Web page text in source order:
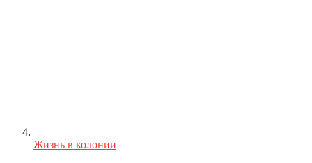
Жизнь в колонии